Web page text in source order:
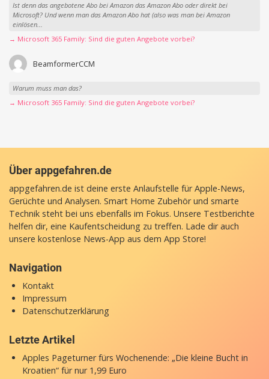
Ist denn das angebotene Abo bei Amazon das Amazon Abo oder direkt bei
Microsoft? Und wenn man das Amazon Abo hat (also was man bei Amazon
einlösen...
→ Microsoft 365 Family: Sind die guten Angebote vorbei?
BeamformerCCM
Warum muss man das?
→ Microsoft 365 Family: Sind die guten Angebote vorbei?
Über appgefahren.de
appgefahren.de ist deine erste Anlaufstelle für Apple-News,
Gerüchte und Analysen. Smart Home Zubehör und smarte
Technik steht bei uns ebenfalls im Fokus. Unsere Testberichte
helfen dir, eine Kaufentscheidung zu treffen. Lade dir auch
unsere kostenlose News-App aus dem App Store!
Navigation
Kontakt
Impressum
Datenschutzerklärung
Letzte Artikel
Apples Pageturner fürs Wochenende: „Die kleine Bucht in
Kroatien“ für nur 1,99 Euro